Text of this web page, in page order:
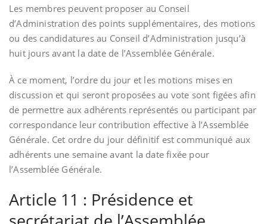
Les membres peuvent proposer au Conseil
d’Administration des points supplémentaires, des motions
ou des candidatures au Conseil d’Administration jusqu’à
huit jours avant la date de l’Assemblée Générale.
À ce moment, l’ordre du jour et les motions mises en
discussion et qui seront proposées au vote sont figées afin
de permettre aux adhérents représentés ou participant par
correspondance leur contribution effective à l’Assemblée
Générale. Cet ordre du jour définitif est communiqué aux
adhérents une semaine avant la date fixée pour
l’Assemblée Générale.
Article 11 : Présidence et